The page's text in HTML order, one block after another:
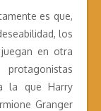
es que,
los
en otra
la que Harry
Granger